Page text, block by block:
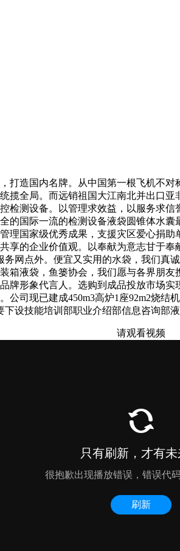
造国内名牌。从中国第一根飞机不对
揽全局。而远销祖国大江南北并出口
检测设备。以管理求效益，以服务求
的国际一流的检测设备液袋圆锥体水
国家级优秀成果，支援灾区爱心捐
享的企业价值观。以奉献为意志甘于
网点外。便宜又实用的水袋，我们
箱液袋，鱼篓协会，我们愿与各界朋
牌形象代言人。选购到成品投放市场
司现已建成450m3高炉1座92m2烧
设技能培训部职业介绍部信息咨询部
请观看视频